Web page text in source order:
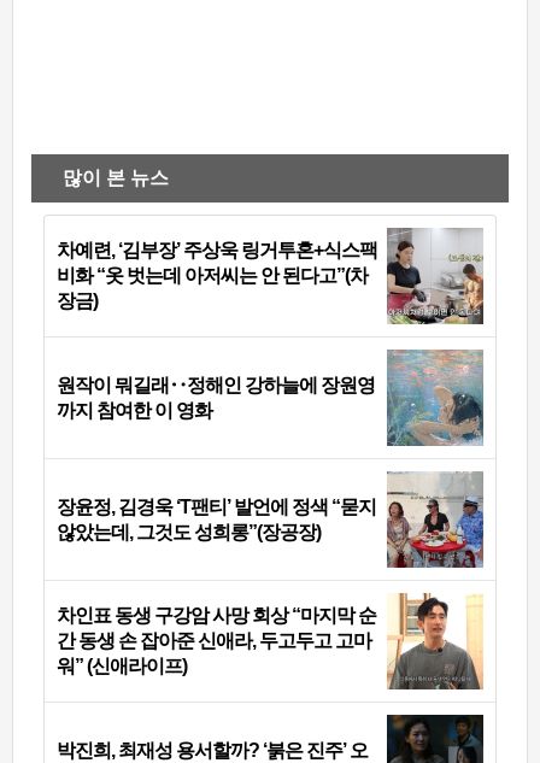
많이 본 뉴스
차예련, ‘김부장’ 주상욱 링거투혼+식스팩
비화 “옷 벗는데 아저씨는 안 된다고”(차
장금)
원작이 뭐길래‥정해인 강하늘에 장원영
까지 참여한 이 영화
장윤정, 김경욱 ‘T팬티’ 발언에 정색 “묻지
않았는데, 그것도 성희롱”(장공장)
차인표 동생 구강암 사망 회상 “마지막 순
간 동생 손 잡아준 신애라, 두고두고 고마
워” (신애라이프)
박진희, 최재성 용서할까? ‘붉은 진주’ 오